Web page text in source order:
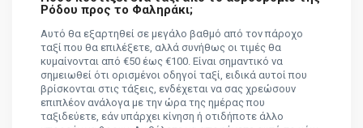
Ρόδου προς το Φαληράκι;
Αυτό θα εξαρτηθεί σε μεγάλο βαθμό από τον πάροχο
ταξί που θα επιλέξετε, αλλά συνήθως οι τιμές θα
κυμαίνονται από €50 έως €100. Είναι σημαντικό να
σημειωθεί ότι ορισμένοι οδηγοί ταξί, ειδικά αυτοί που
βρίσκονται στις τάξεις, ενδέχεται να σας χρεώσουν
επιπλέον ανάλογα με την ώρα της ημέρας που
ταξιδεύετε, εάν υπάρχει κίνηση ή οτιδήποτε άλλο